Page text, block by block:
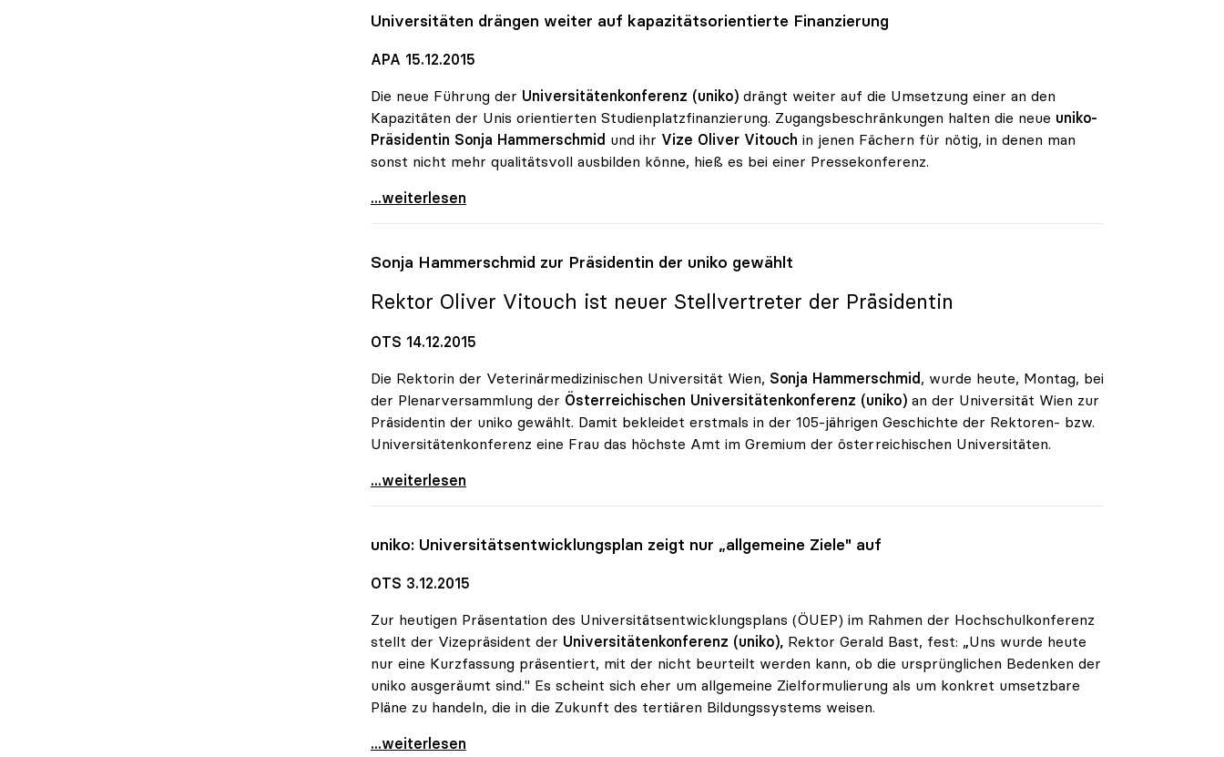
Universitäten drängen weiter auf kapazitätsorientierte Finanzierung
APA 15.12.2015
Die neue Führung der Universitätenkonferenz (uniko) drängt weiter auf die Umsetzung einer an den
Kapazitäten der Unis orientierten Studienplatzfinanzierung. Zugangsbeschränkungen halten die neue uniko-
Präsidentin Sonja Hammerschmid und ihr Vize Oliver Vitouch in jenen Fächern für nötig, in denen man
sonst nicht mehr qualitätsvoll ausbilden könne, hieß es bei einer Pressekonferenz.
Universitäten drängen weiter auf
...weiterlesen
Sonja Hammerschmid zur Präsidentin der uniko gewählt
Rektor Oliver Vitouch ist neuer Stellvertreter der Präsidentin
OTS 14.12.2015
Die Rektorin der Veterinärmedizinischen Universität Wien, Sonja Hammerschmid, wurde heute, Montag, bei
der Plenarversammlung der Österreichischen Universitätenkonferenz (uniko) an der Universität Wien zur
Präsidentin der uniko gewählt. Damit bekleidet erstmals in der 105-jährigen Geschichte der Rektoren- bzw.
Universitätenkonferenz eine Frau das höchste Amt im Gremium der österreichischen Universitäten.
Sonja Hammerschmid zur Präsidentin der uniko
...weiterlesen
uniko: Universitätsentwicklungsplan zeigt nur „allgemeine Ziele" auf
OTS 3.12.2015
Zur heutigen Präsentation des Universitätsentwicklungsplans (ÖUEP) im Rahmen der Hochschulkonferenz
stellt der Vizepräsident der Universitätenkonferenz (uniko), Rektor Gerald Bast, fest: „Uns wurde heute
nur eine Kurzfassung präsentiert, mit der nicht beurteilt werden kann, ob die ursprünglichen Bedenken der
uniko ausgeräumt sind." Es scheint sich eher um allgemeine Zielformulierung als um konkret umsetzbare
Pläne zu handeln, die in die Zukunft des tertiären Bildungssystems weisen.
uniko: Universitätsentwicklungsplan zeigt nur
...weiterlesen